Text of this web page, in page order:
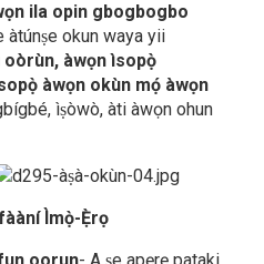
ila opin gbogbogbo
àtúnṣe okun waya yii
àwọn ìsopọ̀
àwọn okùn mọ́ àwọn
ìṣòwò, àti àwọn ohun
Ìmọ̀-Ẹ̀rọ